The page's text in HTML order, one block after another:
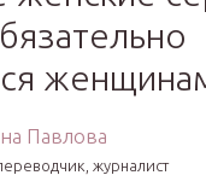
Павлова
журналист